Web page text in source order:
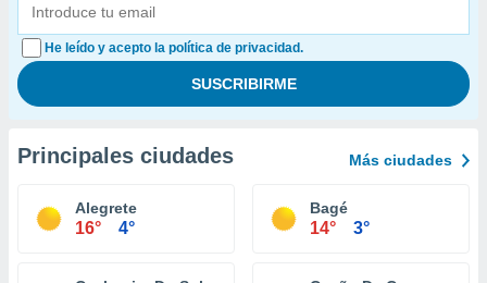
He leído y acepto la política de privacidad.
Principales ciudades Más ciudades
Alegrete
16° 4°
Bagé
14° 3°